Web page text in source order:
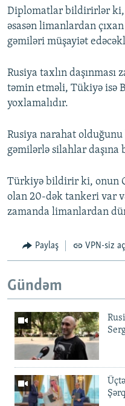
Diplomatlar bildirirlər ki,
əsasən limanlardan
gəmiləri müşayiət
Rusiya taxlın daşınması
təmin etməli, Tükiyə isə
yoxlamalıdır.
Rusiya narahat
gəmilərlə silahlar daşına
Türkiyə bildirir ki, onun
olan 20-dək tankeri var
zamanda limanlardan
Paylaş VPN-siz
Gündəm